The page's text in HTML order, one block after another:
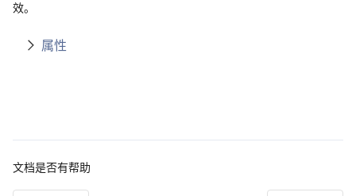
效。
属性
文档是否有帮助